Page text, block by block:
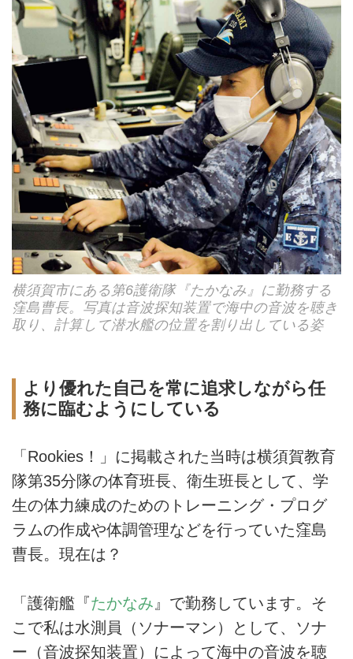
横須賀市にある第6護衛隊『たかなみ』に勤務する
窪島曹長。写真は音波探知装置で海中の音波を聴き
取り、計算して潜水艦の位置を割り出している姿
より優れた自己を常に追求しながら任
務に臨むようにしている
「Rookies！」に掲載された当時は横須賀教育
隊第35分隊の体育班長、衛生班長として、学
生の体力練成のためのトレーニング・プログ
ラムの作成や体調管理などを行っていた窪島
曹長。現在は？
「護衛艦『たかなみ 』で勤務しています。そ
こで私は水測員（ソナーマン）として、ソナ
ー（音波探知装置）によって海中の音波を聴